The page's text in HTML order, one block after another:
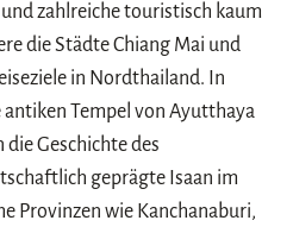
zahlreiche touristisch kaum
die Städte Chiang Mai und
in Nordthailand. In
Tempel von Ayutthaya
Geschichte des
geprägte Isaan im
Provinzen wie Kanchanaburi,